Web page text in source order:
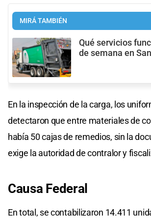
MIRÁ TAMBIÉN
Qué servicios
de semana en
En la inspección de la carga, los
detectaron que entre materiales de
había 50 cajas de remedios, sin la
exige la autoridad de contralor y
Causa Federal
En total, se contabilizaron 14.411